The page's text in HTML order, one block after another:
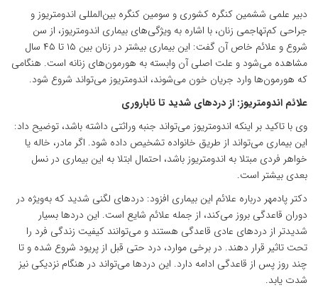
دبیر علمی ششمین کنگره کشوری و سومین کنگره بین‌المللی اندومتریوز و
جراحی کم‌تهاجمی زنان، با اشاره به ویژگی‌های بیماری اندومتریوز، از سن
شروع و علائم خاص آن گفت: این بیماری بیشتر در زنان بین ۱۵ تا ۴۵ سال
مشاهده می‌شود و علت اصلی آن وابسته به هورمون‌های زنانه است. هنگامی
که هورمون‌ها وارد جریان خون می‌شوند، اندومتریوز می‌تواند شروع شود.
علائم اندومتریوز: از دردهای شدید تا ناباروری
وی با تاکید بر اینکه اندومتریوز می‌تواند جنبه وراثتی داشته باشد، توضیح داد:
این بیماری می‌تواند از طریق خانواده تشخیص داده شود. اگر مادر، خاله یا
خواهر فردی مبتلا به اندومتریوز باشد، احتمال ابتلا به این بیماری در نسل
بعدی بیشتر است.
دکتر پادمهر درباره علائم این بیماری افزود: دردهای لگنی شدید که به‌ویژه در
دوران قاعدگی بروز می‌کند، از جمله علائم شایع است. این دردها بسیار
شدیدتر از دردهای عادی قاعدگی هستند و می‌توانند کیفیت زندگی فرد را
تحت تاثیر قرار دهند. در برخی موارد، درد حتی قبل از پریود شروع شده و تا
چند روز پس از قاعدگی ادامه دارد. این دردها می‌تواند در هنگام نزدیکی نیز
شدت یابد.